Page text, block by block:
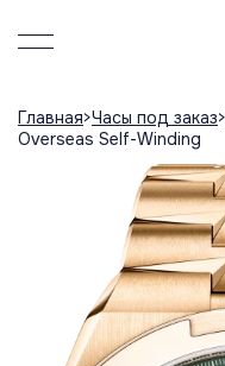
Главная Часы под заказ
Overseas Self-Winding